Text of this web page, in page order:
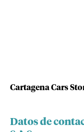
Cartagena Cars
Datos de